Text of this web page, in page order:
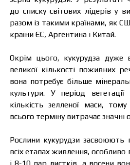
до списку світових лідерів у
разом із такими країнами, як
країни ЄС, Аргентина і Китай.
Окрім цього, кукурудза дуже
великої кількості поживних
вона потребує більше
культури. У період
кількість зелленої маси,
всього терміну витрачає значні
Рослини кукурудзи засвоюють
всіх етапах живлення,